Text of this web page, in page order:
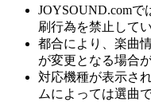
JOYSOUND.com
刷行為を禁止してい
都合により、楽曲
が変更となる場合
対応機種が表示さ
ムによっては選曲